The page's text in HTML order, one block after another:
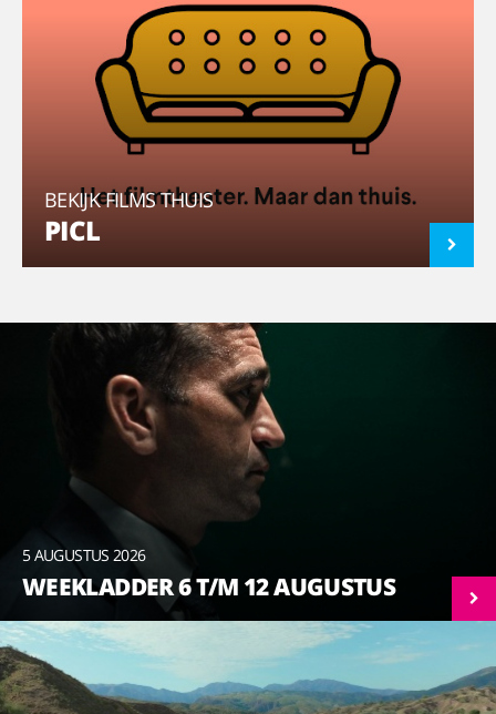
BEKIJK FILMS THUIS
PICL
5 AUGUSTUS 2026
WEEKLADDER 6 T/M 12 AUGUSTUS